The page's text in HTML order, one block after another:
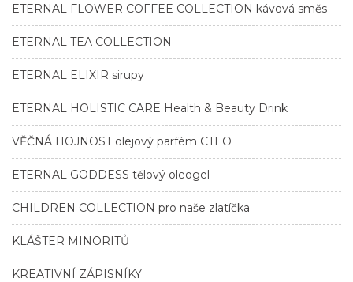
ETERNAL FLOWER COFFEE COLLECTION kávová směs
ETERNAL TEA COLLECTION
ETERNAL ELIXIR sirupy
ETERNAL HOLISTIC CARE Health & Beauty Drink
VĚČNÁ HOJNOST olejový parfém CTEO
ETERNAL GODDESS tělový oleogel
CHILDREN COLLECTION pro naše zlatíčka
KLÁŠTER MINORITŮ
KREATIVNÍ ZÁPISNÍKY